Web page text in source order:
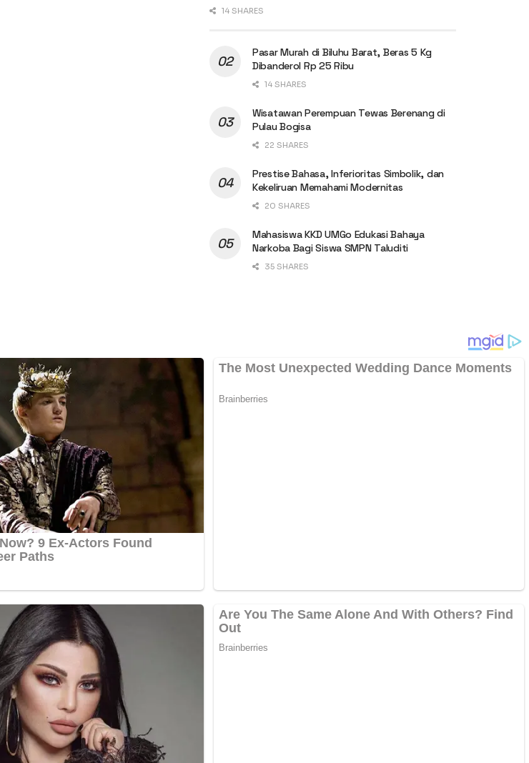
14 SHARES
Pasar Murah di Biluhu Barat, Beras 5 Kg
Dibanderol Rp 25 Ribu
14 SHARES
Wisatawan Perempuan Tewas Berenang di
Pulau Bogisa
22 SHARES
Prestise Bahasa, Inferioritas Simbolik, dan
Kekeliruan Memahami Modernitas
20 SHARES
Mahasiswa KKD UMGo Edukasi Bahaya
Narkoba Bagi Siswa SMPN Taluditi
35 SHARES